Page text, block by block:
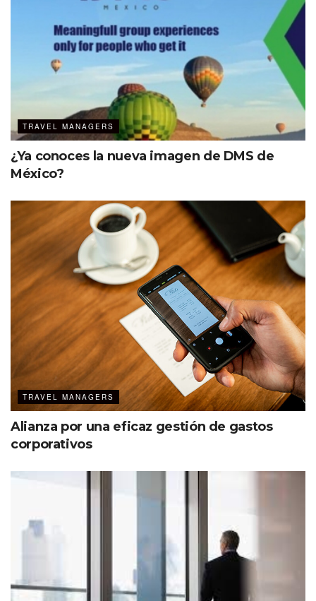
TRAVEL MANAGERS
¿Ya conoces la nueva imagen de DMS de
México?
TRAVEL MANAGERS
Alianza por una eficaz gestión de gastos
corporativos